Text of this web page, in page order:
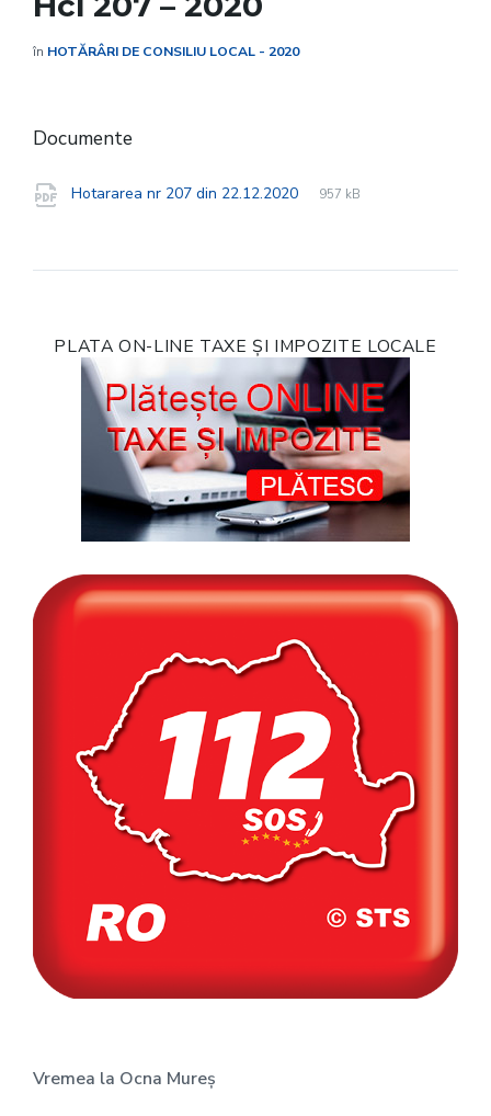
în HOTĂRÂRI DE CONSILIU LOCAL - 2020
Documente
Hotararea nr 207 din 22.12.2020
File
pdf
File
957 kB
PLATA ON-LINE TAXE ȘI IMPOZITE LOCALE
Vremea la Ocna Mureș